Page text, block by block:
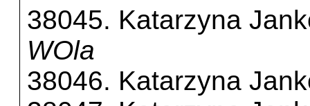
38045. Katarzyna
WOla
38046. Katarzyna